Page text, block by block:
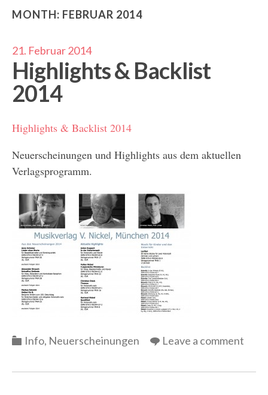
MONTH: FEBRUAR 2014
21. Februar 2014
Highlights & Backlist
2014
Highlights & Backlist 2014
Neuerscheinungen und Highlights aus dem aktuellen
Verlagsprogramm.
Categories
Info, Neuerscheinungen Leave a comment